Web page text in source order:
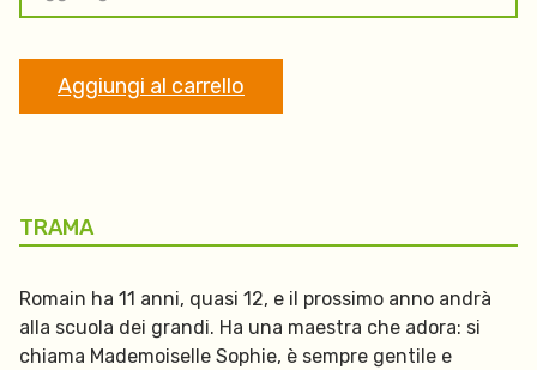
Aggiungi al carrello
TRAMA
Romain ha 11 anni, quasi 12, e il prossimo anno andrà
alla scuola dei grandi. Ha una maestra che adora: si
chiama Mademoiselle Sophie, è sempre gentile e